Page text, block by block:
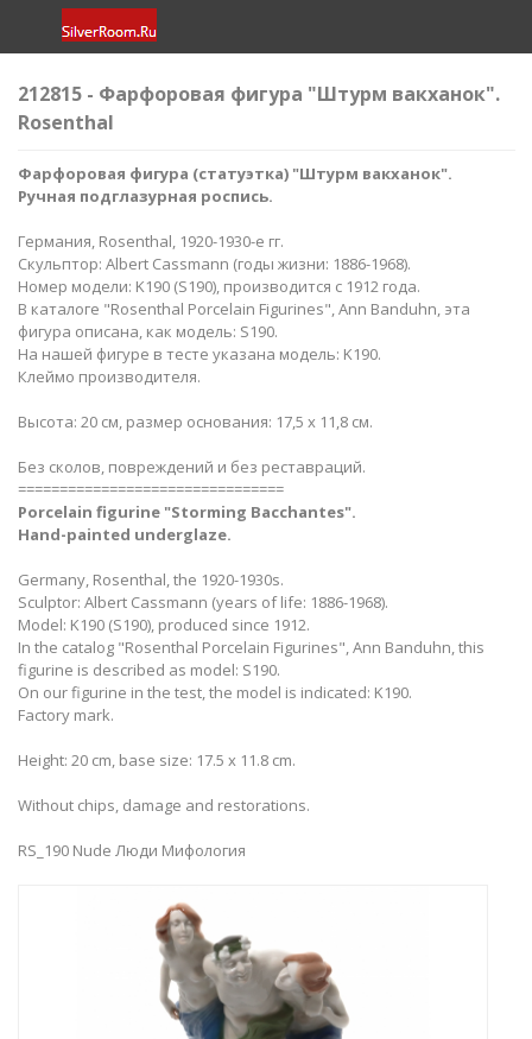
212815 - Фарфоровая фигура "Штурм вакханок".
Rosenthal
Фарфоровая фигура (статуэтка) "Штурм вакханок".
Ручная подглазурная роспись.
Германия, Rosenthal, 1920-1930-е гг.
Скульптор: Albert Cassmann (годы жизни: 1886-1968).
Номер модели: K190 (S190), производится с 1912 года.
В каталоге "Rosenthal Porcelain Figurines", Ann Banduhn, эта
фигура описана, как модель: S190.
На нашей фигуре в тесте указана модель: K190.
Клеймо производителя.
Высота: 20 см, размер основания: 17,5 х 11,8 см.
Без сколов, повреждений и без реставраций.
================================
Porcelain figurine "Storming Bacchantes".
Hand-painted underglaze.
Germany, Rosenthal, the 1920-1930s.
Sculptor: Albert Cassmann (years of life: 1886-1968).
Model: K190 (S190), produced since 1912.
In the catalog "Rosenthal Porcelain Figurines", Ann Banduhn, this
figurine is described as model: S190.
On our figurine in the test, the model is indicated: K190.
Factory mark.
Height: 20 cm, base size: 17.5 x 11.8 cm.
Without chips, damage and restorations.
RS_190 Nude Люди Мифология